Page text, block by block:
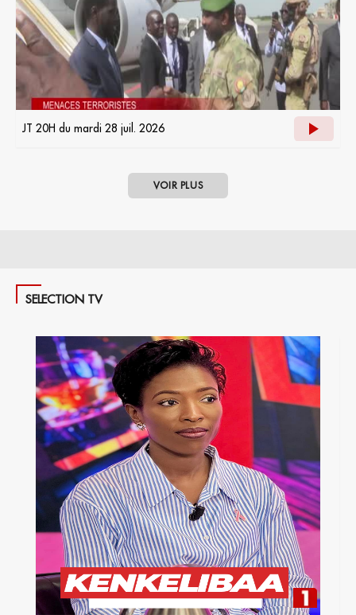
JT 20H du mardi 28 juil. 2026
VOIR PLUS
SELECTION TV